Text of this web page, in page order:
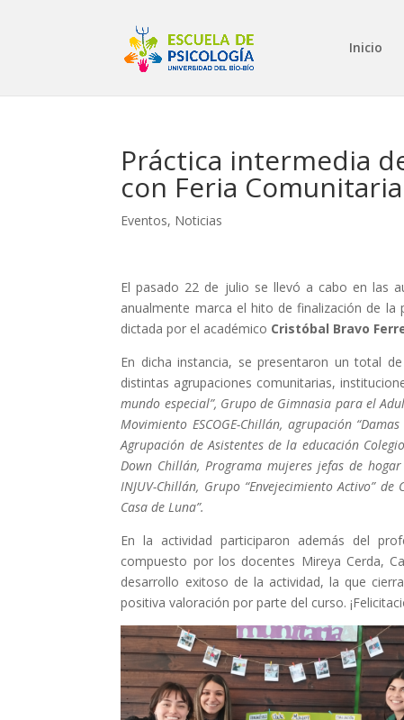
Inicio
Práctica intermedia
con Feria
Eventos, Noticias
El pasado 22 de julio se llevó a cabo en las
anualmente marca el hito de finalización de la
dictada por el académico Cristóbal Bravo
En dicha instancia, se presentaron un total de
distintas agrupaciones comunitarias,
mundo especial”, Grupo de Gimnasia para el
Movimiento ESCOGE-Chillán, agrupación
Agrupación de Asistentes de la educación
Down Chillán, Programa mujeres jefas de
INJUV-Chillán, Grupo “Envejecimiento Activo”
Casa de Luna”.
En la actividad participaron además del
compuesto por los docentes Mireya Cerda,
desarrollo exitoso de la actividad, la que
positiva valoración por parte del curso.